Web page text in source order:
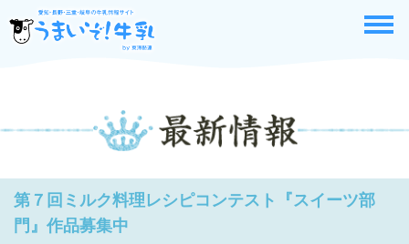
第７回ミルク料理レシピコンテスト『スイーツ部
門』作品募集中